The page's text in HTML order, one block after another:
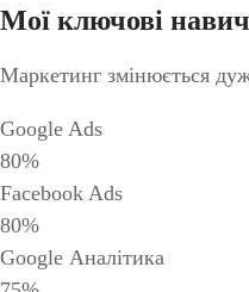
Мої ключові
Маркетинг змінюється
Google Ads
80%
Facebook Ads
80%
Google Аналітика